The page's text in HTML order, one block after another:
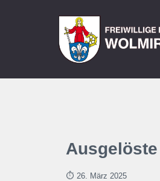
⏱ 26. März 2025